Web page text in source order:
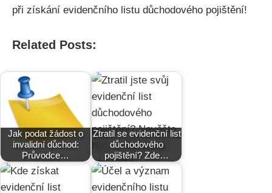
při získání evidenčního listu důchodového pojištění!
Related Posts:
Jak podat žádost o
invalidní důchod:
Průvodce…
Ztratil se evidenční list
důchodového
pojištění? Zde…